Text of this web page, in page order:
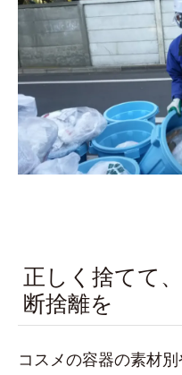
正しく捨てて
断捨離を
コスメの容器の素材